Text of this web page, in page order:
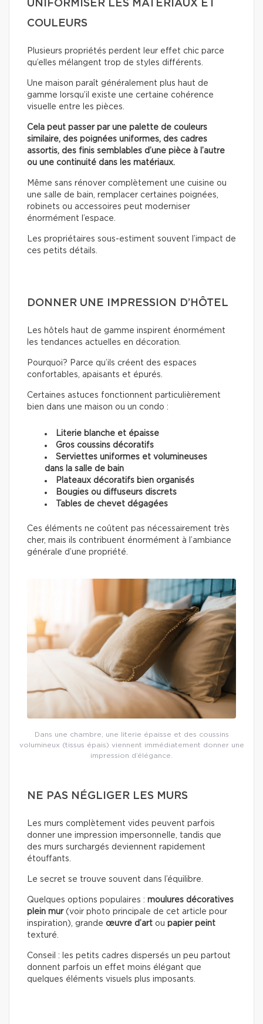
UNIFORMISER LES MATÉRIAUX ET
COULEURS
Plusieurs propriétés perdent leur effet chic parce
qu’elles mélangent trop de styles différents.
Une maison paraît généralement plus haut de
gamme lorsqu’il existe une certaine cohérence
visuelle entre les pièces.
Cela peut passer par une palette de couleurs
similaire, des poignées uniformes, des cadres
assortis, des finis semblables d’une pièce à l’autre
ou une continuité dans les matériaux.
Même sans rénover complètement une cuisine ou
une salle de bain, remplacer certaines poignées,
robinets ou accessoires peut moderniser
énormément l’espace.
Les propriétaires sous-estiment souvent l’impact de
ces petits détails.
DONNER UNE IMPRESSION D’HÔTEL
Les hôtels haut de gamme inspirent énormément
les tendances actuelles en décoration.
Pourquoi? Parce qu’ils créent des espaces
confortables, apaisants et épurés.
Certaines astuces fonctionnent particulièrement
bien dans une maison ou un condo :
Literie blanche et épaisse
Gros coussins décoratifs
Serviettes uniformes et volumineuses
dans la salle de bain
Plateaux décoratifs bien organisés
Bougies ou diffuseurs discrets
Tables de chevet dégagées
Ces éléments ne coûtent pas nécessairement très
cher, mais ils contribuent énormément à l’ambiance
générale d’une propriété.
Dans une chambre, une literie épaisse et des coussins
volumineux (tissus épais) viennent immédiatement donner une
impression d’élégance.
NE PAS NÉGLIGER LES MURS
Les murs complètement vides peuvent parfois
donner une impression impersonnelle, tandis que
des murs surchargés deviennent rapidement
étouffants.
Le secret se trouve souvent dans l’équilibre.
Quelques options populaires : moulures décoratives
plein mur (voir photo principale de cet article pour
inspiration), grande œuvre d’art ou papier peint
texturé.
Conseil : les petits cadres dispersés un peu partout
donnent parfois un effet moins élégant que
quelques éléments visuels plus imposants.